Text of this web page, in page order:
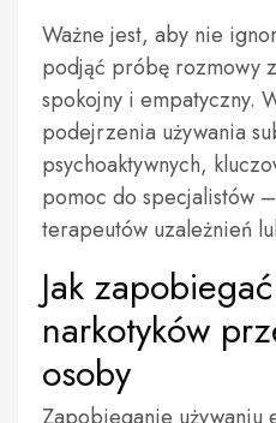
Ważne jest, aby nie
podjąć próbę rozmowy
spokojny i empatyczny.
podejrzenia używania
psychoaktywnych,
pomoc do specjalistów
terapeutów uzależnień
Jak
narkotyków
osoby